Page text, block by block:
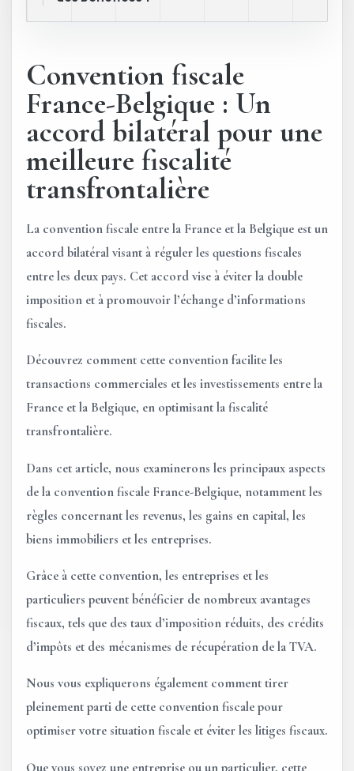
Convention fiscale
France-Belgique : Un
accord bilatéral pour une
meilleure fiscalité
transfrontalière
La convention fiscale entre la France et la Belgique est un
accord bilatéral visant à réguler les questions fiscales
entre les deux pays. Cet accord vise à éviter la double
imposition et à promouvoir l’échange d’informations
fiscales.
Découvrez comment cette convention facilite les
transactions commerciales et les investissements entre la
France et la Belgique, en optimisant la fiscalité
transfrontalière.
Dans cet article, nous examinerons les principaux aspects
de la convention fiscale France-Belgique, notamment les
règles concernant les revenus, les gains en capital, les
biens immobiliers et les entreprises.
Grâce à cette convention, les entreprises et les
particuliers peuvent bénéficier de nombreux avantages
fiscaux, tels que des taux d’imposition réduits, des crédits
d’impôts et des mécanismes de récupération de la TVA.
Nous vous expliquerons également comment tirer
pleinement parti de cette convention fiscale pour
optimiser votre situation fiscale et éviter les litiges fiscaux.
Que vous soyez une entreprise ou un particulier, cette